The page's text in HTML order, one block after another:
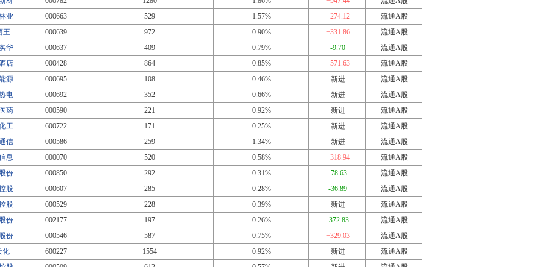
业 000663 529 1.57% +274.12
流通A股
王 000639 972 0.90% +331.86
流通A股
华 000637 409 0.79% -9.70
流通A股
店 000428 864 0.85% +571.63
流通A股
源 000695 108 0.46% 新进
流通A股
电 000692 352 0.66% 新进
流通A股
药 000590 221 0.92% 新进
流通A股
工 600722 171 0.25% 新进
流通A股
信 000586 259 1.34% 新进
流通A股
息 000070 520 0.58% +318.94
流通A股
份 000850 292 0.31% -78.63
流通A股
股 000607 285 0.28% -36.89
流通A股
股 000529 228 0.39% 新进
流通A股
份 002177 197 0.26% -372.83
流通A股
份 000546 587 0.75% +329.03
流通A股
化 600227 1554 0.92% 新进
流通A股